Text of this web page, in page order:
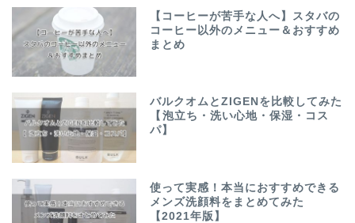
【コーヒーが苦手な人へ】スタバの
コーヒー以外のメニュー＆おすすめ
まとめ
バルクオムとZIGENを比較してみた
【泡立ち・洗い心地・保湿・コス
パ】
使って実感！本当におすすめできる
メンズ洗顔料をまとめてみた
【2021年版】